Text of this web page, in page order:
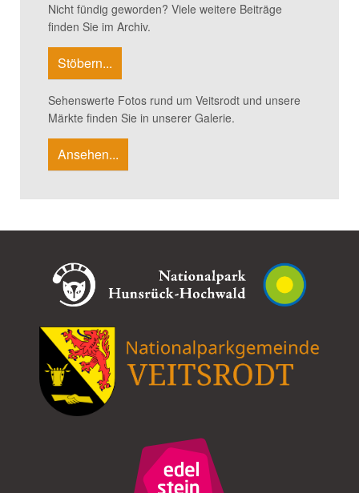
Nicht fündig geworden? Viele weitere Beiträge
finden Sie im Archiv.
Stöbern...
Sehenswerte Fotos rund um Veitsrodt und unsere
Märkte finden Sie in unserer Galerie.
Ansehen...